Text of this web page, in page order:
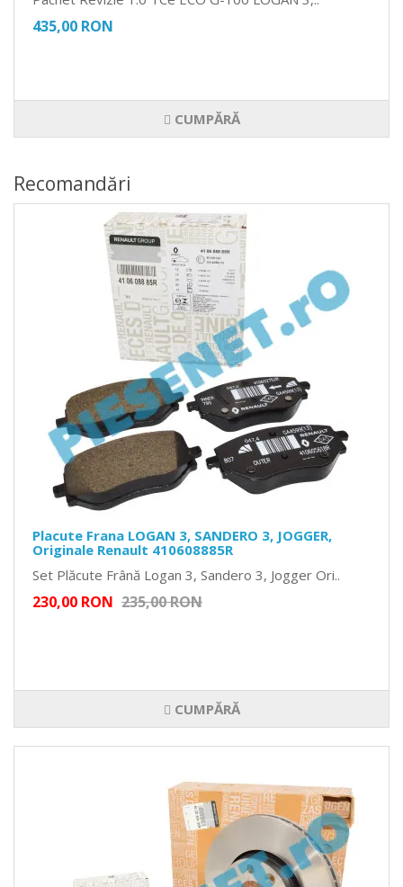
435,00 RON
CUMPĂRĂ
Recomandări
Placute Frana LOGAN 3, SANDERO 3, JOGGER,
Originale Renault 410608885R
Set Plăcute Frână Logan 3, Sandero 3, Jogger Ori..
230,00 RON 235,00 RON
CUMPĂRĂ